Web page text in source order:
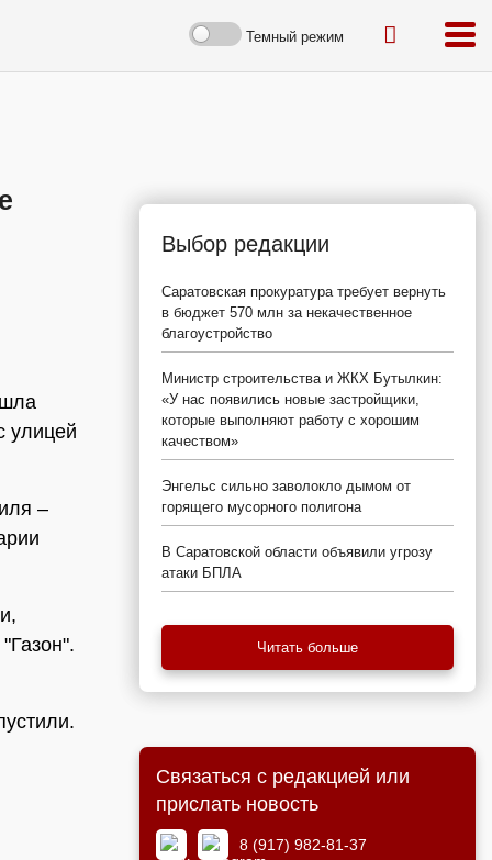
Темный режим
улицей
–
Выбор редакции
Саратовская прокуратура требует вернуть
в бюджет 570 млн за некачественное
благоустройство
Министр строительства и ЖКХ Бутылкин:
«У нас появились новые застройщики,
которые выполняют работу с хорошим
качеством»
Энгельс сильно заволокло дымом от
горящего мусорного полигона
В Саратовской области объявили угрозу
атаки БПЛА
Читать больше
Связаться с редакцией или
прислать новость
8 (917) 982-81-37